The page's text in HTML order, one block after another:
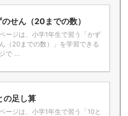
せん（20までの数）
ージは、小学1年生で習う「かず
（20までの数）」を学習できる
で ...
の足し算
ージは、小学1年生で習う「10と